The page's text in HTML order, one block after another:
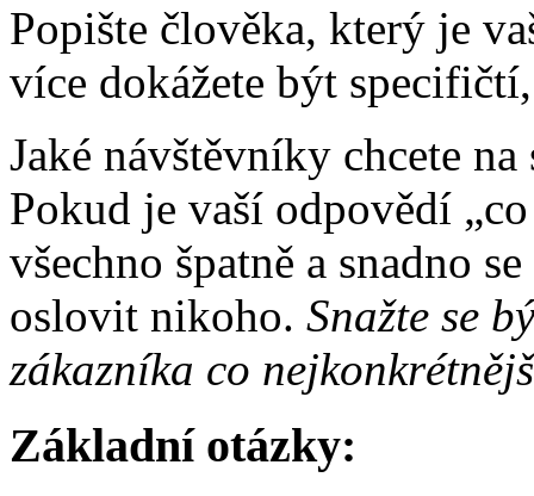
Popište člověka, který je
více dokážete být
Jaké návštěvníky chcete
Pokud je vaší odpovědí
všechno špatně a snadno
oslovit nikoho. Snažte se
zákazníka co
Základní otázky: